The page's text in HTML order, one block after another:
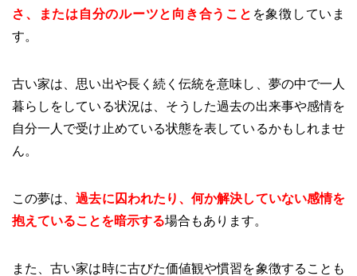
さ、または自分のルーツと向き合うこと を象徴していま
す。
古い家は、思い出や長く続く伝統を意味し、夢の中で一人
暮らしをしている状況は、そうした過去の出来事や感情を
自分一人で受け止めている状態を表しているかもしれませ
ん。
この夢は、過去に囚われたり、何か解決していない感情を
抱えていることを暗示する場合もあります。
また、古い家は時に古びた価値観や慣習を象徴することも